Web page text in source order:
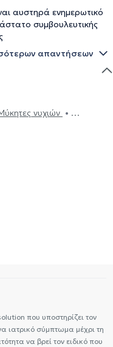
αυστηρά ενημερωτικό
συμβουλευτικής
απαντήσεων
νυχιών
που υποστηρίζει τον
ιατρικό σύμπτωμα μέχρι τη
να βρεί τον ειδικό που